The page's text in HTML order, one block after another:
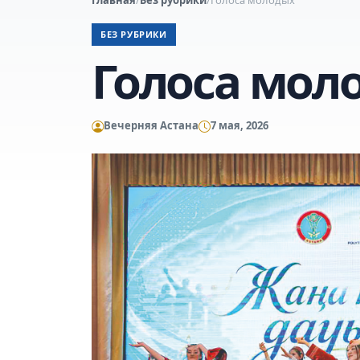
БЕЗ РУБРИКИ
Голоса
Вечерняя Астана 7 мая, 2026